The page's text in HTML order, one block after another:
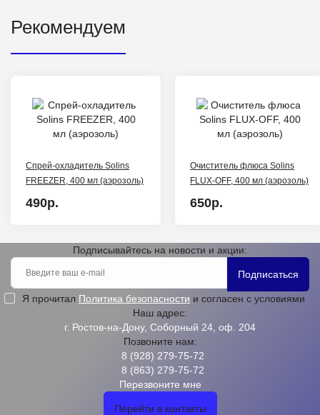
Рекомендуем
Спрей-охладитель Solins
FREEZER, 400 мл (аэрозоль)
490р.
Очиститель флюса Solins
FLUX-OFF, 400 мл (аэрозоль)
650р.
Подписывайтесь на новости и акции:
Подписаться
Я прочитал Политика безопасности и согласен с условиями
Наш адрес:
г. Ростов-на-Дону, Соборный 24, оф. 204
Позвоните нам:
8 (928) 279-75-72
8 (863) 279-75-72
Перезвоните мне
Перейти в контакты